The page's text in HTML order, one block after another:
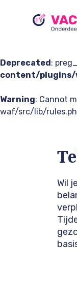
Deprecated:
content/
Warning: Cannot
waf/src/lib/
Wil